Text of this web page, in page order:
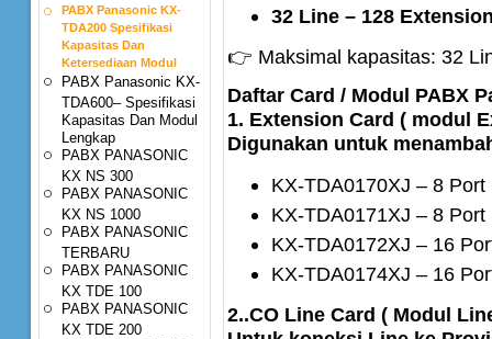
PABX Panasonic KX-
TDA200 Spesifikasi
Kapasitas Dan
Ketersediaan Modul
PABX Panasonic KX-
TDA600– Spesifikasi
Kapasitas Dan Modul
Lengkap
PABX PANASONIC
KX NS 300
PABX PANASONIC
KX NS 1000
PABX PANASONIC
TERBARU
PABX PANASONIC
KX TDE 100
PABX PANASONIC
KX TDE 200
32 Line – 128
👉 Maksimal kapasitas: 32
Daftar Card / Modul PABX
1. Extension Card ( modul
Digunakan untuk
KX-TDA0170XJ – 8
KX-TDA0171XJ – 8
KX-TDA0172XJ – 16
KX-TDA0174XJ – 16
2..CO Line Card ( Modul